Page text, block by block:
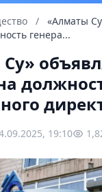
/
«Алматы
генера...
19:10